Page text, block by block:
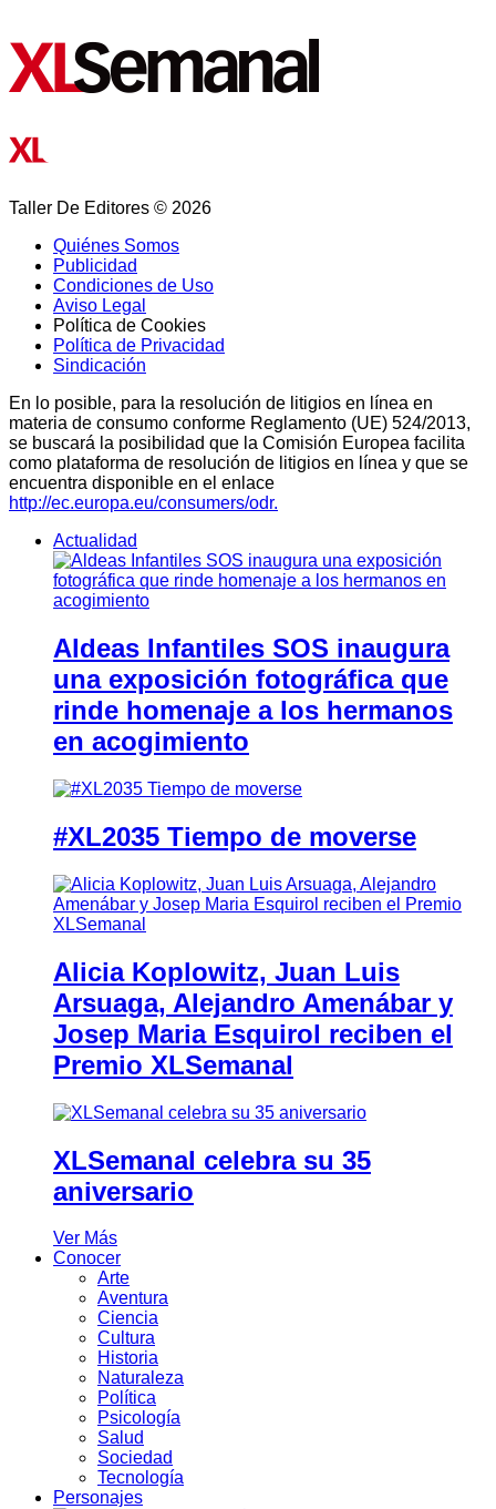
Taller De Editores © 2026
Quiénes Somos
Publicidad
Condiciones de Uso
Aviso Legal
Política de Cookies
Política de Privacidad
Sindicación
En lo posible, para la resolución de litigios en línea en
materia de consumo conforme Reglamento (UE) 524/2013,
se buscará la posibilidad que la Comisión Europea facilita
como plataforma de resolución de litigios en línea y que se
encuentra disponible en el enlace
http://ec.europa.eu/consumers/odr.
Actualidad
Aldeas Infantiles SOS inaugura
una exposición fotográfica que
rinde homenaje a los hermanos
en acogimiento
#XL2035 Tiempo de moverse
Alicia Koplowitz, Juan Luis
Arsuaga, Alejandro Amenábar y
Josep Maria Esquirol reciben el
Premio XLSemanal
XLSemanal celebra su 35
aniversario
Ver Más
Conocer
Arte
Aventura
Ciencia
Cultura
Historia
Naturaleza
Política
Psicología
Salud
Sociedad
Tecnología
Personajes